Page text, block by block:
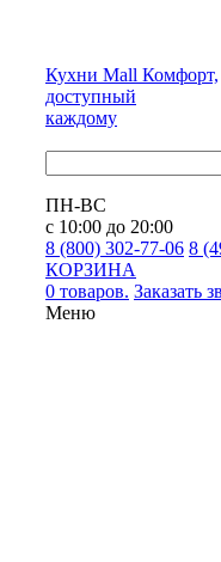
Кухни Mall Комфорт,
доступный
каждому
ПН-ВС
с 10:00 до 20:00
8 (800) 302-77-06 8
КОРЗИНА
0 товаров. Заказать
Меню